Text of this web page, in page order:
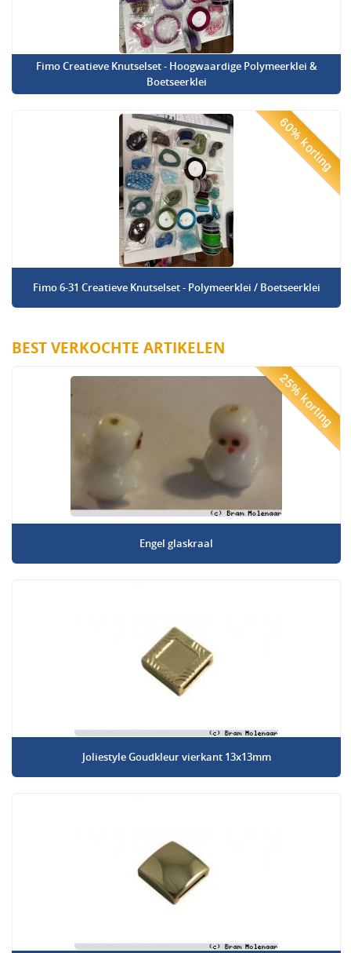
Fimo Creatieve Knutselset - Hoogwaardige Polymeerklei &
Boetseerklei
60% korting
Fimo 6-31 Creatieve Knutselset - Polymeerklei / Boetseerklei
BEST VERKOCHTE ARTIKELEN
25% korting
Engel glaskraal
Joliestyle Goudkleur vierkant 13x13mm